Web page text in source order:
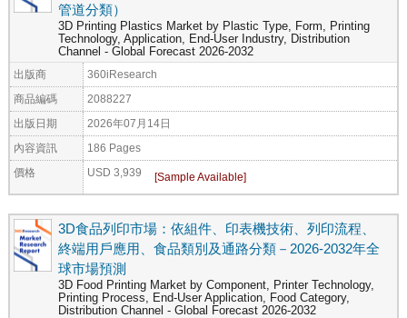
管道分類）
3D Printing Plastics Market by Plastic Type, Form, Printing
Technology, Application, End-User Industry, Distribution
Channel - Global Forecast 2026-2032
出版商 360iResearch
商品編碼 2088227
出版日期 2026年07月14日
內容資訊 186 Pages
價格 USD 3,939
3D食品列印市場：依組件、印表機技術、列印流程、
終端用戶應用、食品類別及通路分類－2026-2032年全
球市場預測
3D Food Printing Market by Component, Printer Technology,
Printing Process, End-User Application, Food Category,
Distribution Channel - Global Forecast 2026-2032